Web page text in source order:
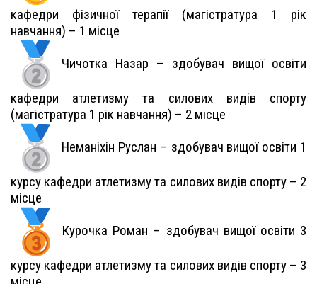
кафедри фізичної терапії (магістратура 1 рік
навчання) – 1 місце
Чичотка Назар – здобувач вищої освіти
кафедри атлетизму та силових видів спорту
(магістратура 1 рік навчання) – 2 місце
Неманіхін Руслан – здобувач вищої освіти 1
курсу кафедри атлетизму та силових видів спорту – 2
місце
Курочка Роман – здобувач вищої освіти 3
курсу кафедри атлетизму та силових видів спорту – 3